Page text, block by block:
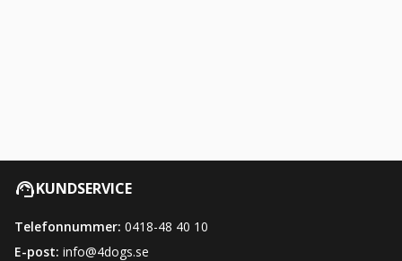
KUNDSERVICE
Telefonnummer: 0418-48 40 10
E-post: info@4dogs.se